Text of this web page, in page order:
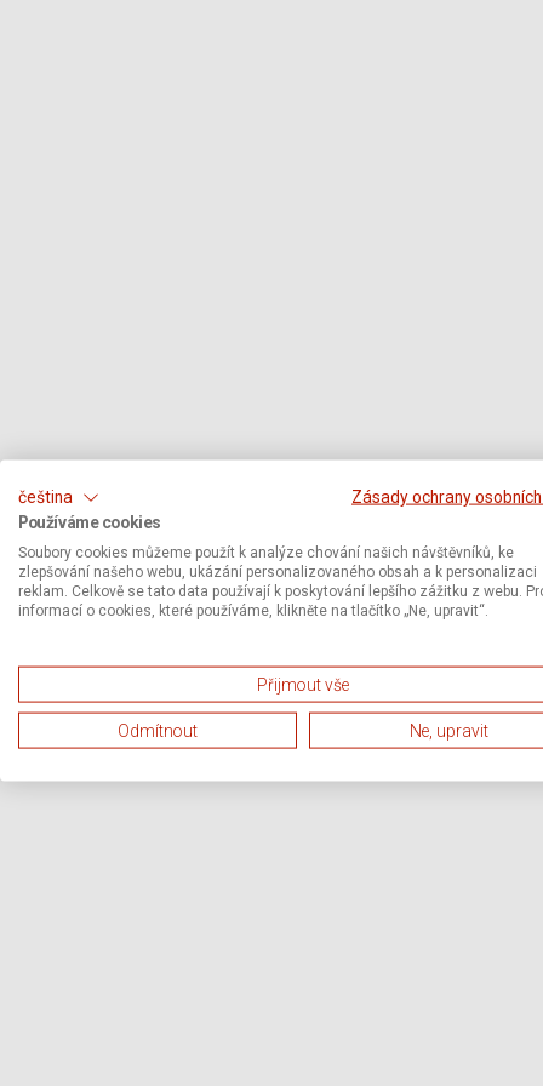
čeština
Zásady ochrany
Používáme cookies
Soubory cookies můžeme použít k analýze chování našich návštěvníků, ke
zlepšování našeho webu, ukázání personalizovaného obsah a k personalizaci
reklam. Celkově se tato data používají k poskytování lepšího zážitku z webu.
informací o cookies, které používáme, klikněte na tlačítko „Ne, upravit“.
Přijmout vše
Odmítnout Ne, upravit